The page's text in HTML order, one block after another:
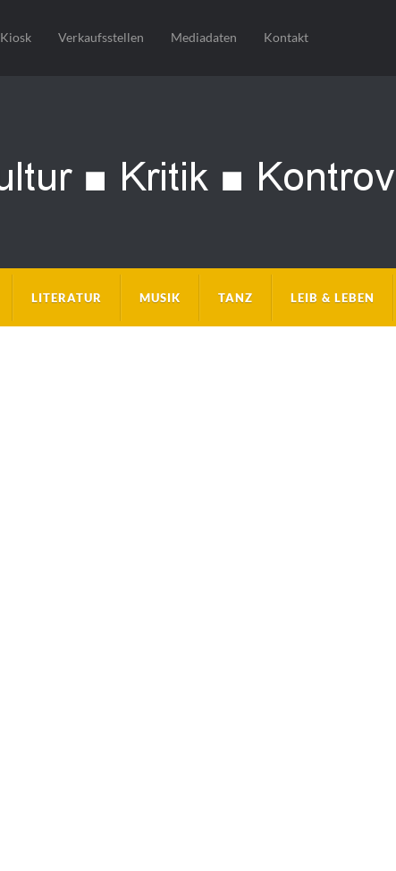
Kiosk Verkaufsstellen Mediadaten Kontakt
LITERATUR MUSIK TANZ LEIB & LEBEN